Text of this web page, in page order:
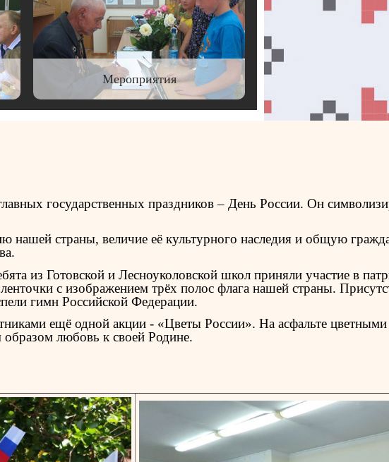
Мероприятия
государственных праздников – День России. Он
нашей страны, величие её культурного наследия и общую
из Готовской и Лесноуколовской школ приняли участие в
с изображением трёх полос флага нашей страны.
гимн Российской Федерации.
ещё одной акции - «Цветы России». На асфальте цветными
любовь к своей Родине.